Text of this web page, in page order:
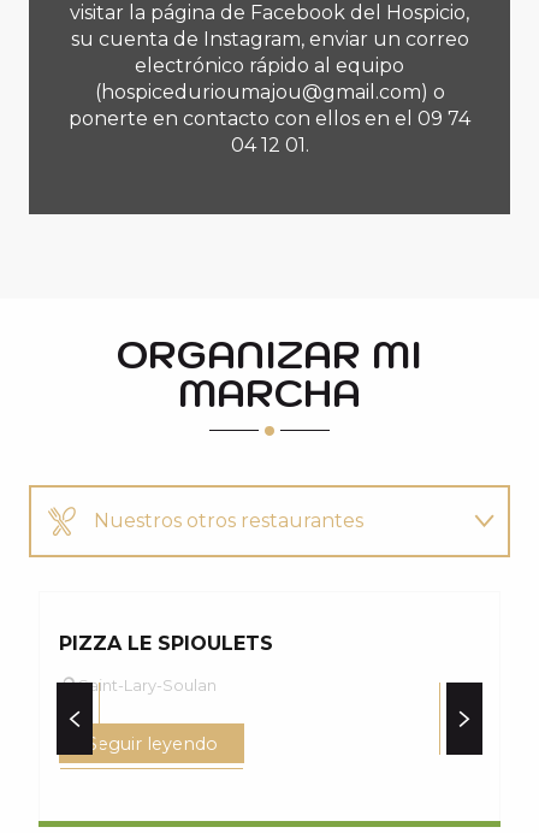
visitar la página de Facebook del Hospicio,
su cuenta de Instagram, enviar un correo
electrónico rápido al equipo
(hospicedurioumajou@gmail.com) o
ponerte en contacto con ellos en el 09 74
04 12 01.
ORGANIZAR MI
MARCHA
Nuestros otros restaurantes
PIZZA LE SPIOULETS
Saint-Lary-Soulan
Seguir leyendo